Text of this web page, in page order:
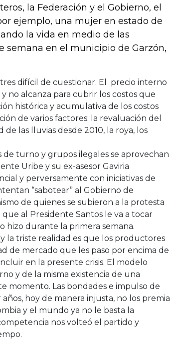
la Federación y el Gobierno, el
ejemplo, una mujer en estado de
la vida en medio de las
semana en el municipio de Garzón,
difícil de cuestionar. El precio interno
no alcanza para cubrir los costos que
histórica y acumulativa de los costos
de varios factores: la revaluación del
de las lluvias desde 2010, la roya, los
de turno y grupos ilegales se aprovechan
Uribe y su ex-asesor Gaviria
y perversamente con iniciativas de
“sabotear” al Gobierno de
de quienes se subieron a la protesta
al Presidente Santos le va a tocar
hizo durante la primera semana.
la triste realidad es que los productores
de mercado que les paso por encima de
en la presente crisis. El modelo
y de la misma existencia de una
momento. Las bondades e impulso de
hoy de manera injusta, no los premia
y el mundo ya no le basta la
nos volteó el partido y